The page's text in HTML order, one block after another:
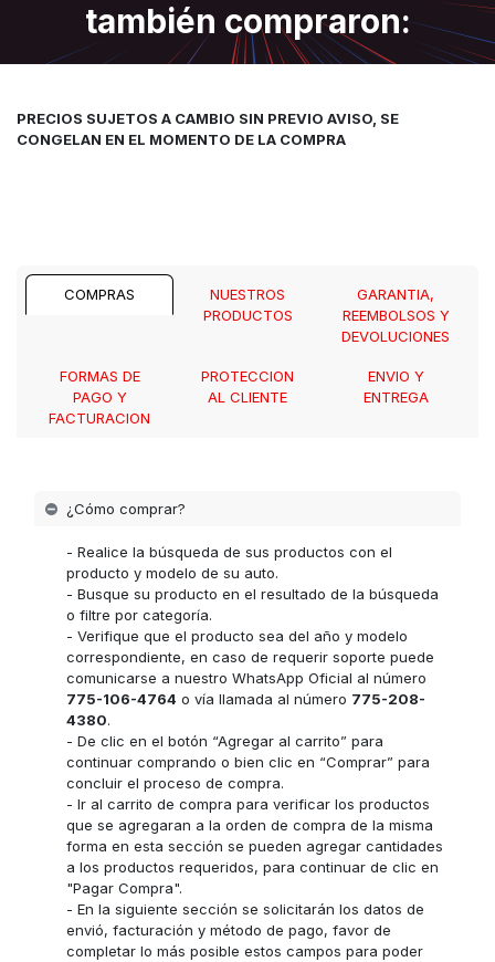
también compraron:
PRECIOS SUJETOS A CAMBIO SIN PREVIO AVISO, SE
CONGELAN EN EL MOMENTO DE LA COMPRA
COMPRAS
NUESTROS
PRODUCTOS
GARANTIA,
REEMBOLSOS Y
DEVOLUCIONES
FORMAS DE
PAGO Y
FACTURACION
PROTECCION
AL CLIENTE
ENVIO Y
ENTREGA
¿Cómo comprar?
- Realice la búsqueda de sus productos con el
producto y modelo de su auto.
- Busque su producto en el resultado de la búsqueda
o filtre por categoría.
- Verifique que el producto sea del año y modelo
correspondiente, en caso de requerir soporte puede
comunicarse a nuestro WhatsApp Oficial al número
775-106-4764 o vía llamada al número 775-208-
4380.
- De clic en el botón “Agregar al carrito” para
continuar comprando o bien clic en “Comprar” para
concluir el proceso de compra.
- Ir al carrito de compra para verificar los productos
que se agregaran a la orden de compra de la misma
forma en esta sección se pueden agregar cantidades
a los productos requeridos, para continuar de clic en
"Pagar Compra".
- En la siguiente sección se solicitarán los datos de
envió, facturación y método de pago, favor de
completar lo más posible estos campos para poder